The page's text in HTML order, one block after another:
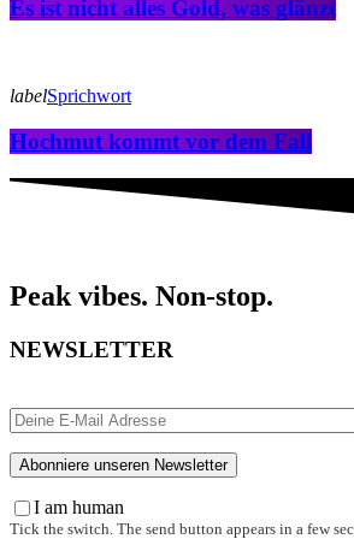
Es ist nicht alles Gold, was glänzt
labelSprichwort
Hochmut kommt vor dem Fall
Peak vibes. Non-stop.
NEWSLETTER
I am human
Tick the switch. The send button appears in a few